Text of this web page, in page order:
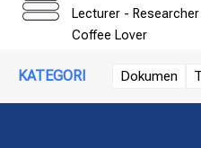
Lecturer -
Coffee Lover
KATEGORI Dokumen